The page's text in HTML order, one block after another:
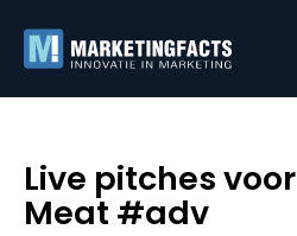
Live pitches
Meat #adv